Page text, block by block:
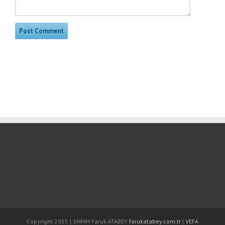
Copyright 2015 | SMMM Faruk ATABEY farukatabey.com.tr | VEFA